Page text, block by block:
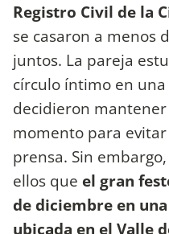
Registro Civil de la
se casaron a menos
juntos. La pareja
círculo íntimo en
decidieron
momento para
prensa. Sin
ellos que el gran
de diciembre en
ubicada en el Valle